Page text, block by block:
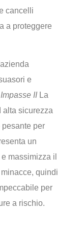
cancelli
a proteggere
e
Impasse II La
alta sicurezza
per
un
massimizza il
quindi
per
a rischio.